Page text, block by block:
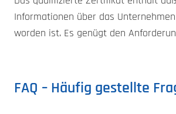
Informationen über das
worden ist. Es genügt den
FAQ – Häufig gestellte